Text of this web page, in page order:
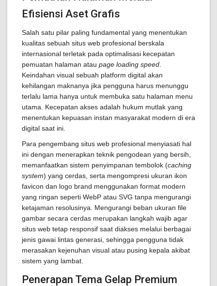
Efisiensi Aset Grafis
Salah satu pilar paling fundamental yang menentukan
kualitas sebuah situs web profesional berskala
internasional terletak pada optimalisasi kecepatan
pemuatan halaman atau page loading speed
Keindahan visual sebuah platform digital akan
kehilangan maknanya jika pengguna harus menunggu
terlalu lama hanya untuk membuka satu halaman menu
utama. Kecepatan akses adalah hukum mutlak yang
menentukan kepuasan instan masyarakat modern di era
digital saat ini.
Para pengembang situs web profesional menyiasati hal
ini dengan menerapkan teknik pengodean yang bersih,
memanfaatkan sistem penyimpanan tembolok (caching
system) yang cerdas, serta mengompresi ukuran ikon
favicon dan logo brand menggunakan format modern
yang ringan seperti WebP atau SVG tanpa mengurangi
ketajaman resolusinya. Mengurangi beban ukuran file
gambar secara cerdas merupakan langkah wajib agar
situs web tetap responsif saat diakses melalui berbagai
jenis gawai lintas generasi, sehingga pengguna tidak
merasakan kejenuhan visual atau pusing kepala akibat
sistem yang lambat.
Penerapan Tema Gelap Premium